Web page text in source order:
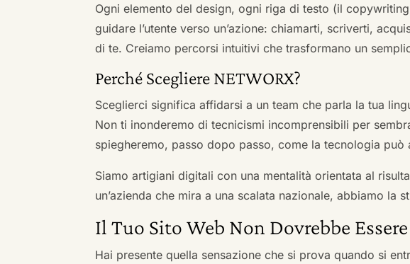
Ogni elemento del design, ogni riga di testo (il
guidare l’utente verso un’azione: chiamarti, scriverti,
di te. Creiamo percorsi intuitivi che trasformano un
Perché Scegliere NETWORX?
Sceglierci significa affidarsi a un team che parla la tua
Non ti inonderemo di tecnicismi incomprensibili per
spiegheremo, passo dopo passo, come la tecnologia
Siamo artigiani digitali con una mentalità orientata al
un’azienda che mira a una scalata nazionale, abbiamo la
Il Tuo Sito Web Non Dovrebbe
Hai presente quella sensazione che si prova quando si